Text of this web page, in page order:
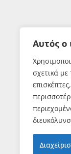
Αυτός ο
σχετικά